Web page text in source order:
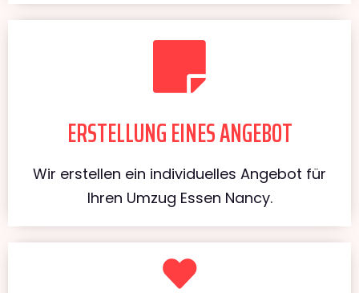
ERSTELLUNG EINES ANGEBOT
Wir erstellen ein individuelles Angebot für
Ihren Umzug Essen Nancy.